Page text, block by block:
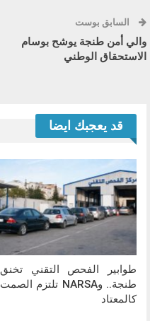
السابق بوست
والي أمن طنجة يوشح بوسام
الاستحقاق الوطني
قد يعجبك ايضا
طوابير الفحص التقني تخنق
طنجة.. وNARSA تلتزم الصمت
كالمعتاد